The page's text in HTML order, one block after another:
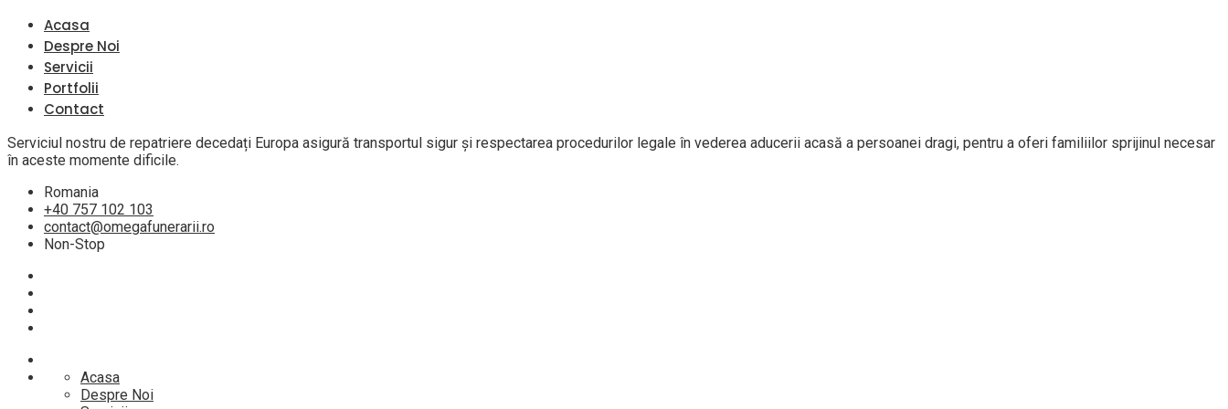
Acasa
Despre Noi
Servicii
Portfolii
Contact
Serviciul nostru de repatriere decedați Europa asigură transportul sigur și respectarea procedurilor legale în vederea aducerii acasă a persoanei dragi, pentru a oferi familiilor sprijinul necesar
în aceste momente dificile.
Romania
+40 757 102 103
contact@omegafunerarii.ro
Non-Stop
Acasa
Despre Noi